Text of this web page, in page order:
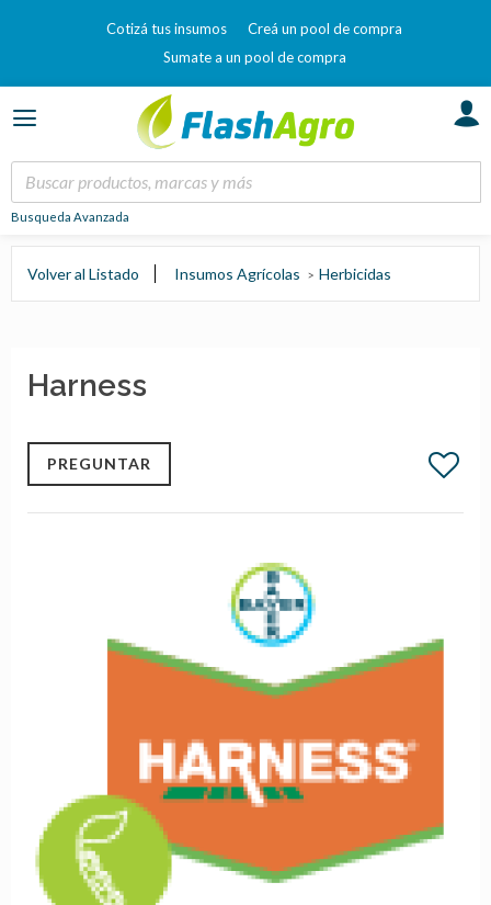
Cotizá tus insumos
Creá un pool de compra
Sumate a un pool de compra
Busqueda Avanzada
Volver al Listado Insumos Agrícolas Herbicidas
Harness
PREGUNTAR